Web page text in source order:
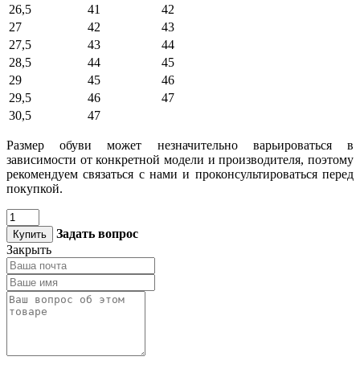
26,5
41
42
27
42
43
27,5
43
44
28,5
44
45
29
45
46
29,5
46
47
30,5
47
Размер обуви может незначительно варьироваться в
зависимости от конкретной модели и производителя, поэтому
рекомендуем связаться с нами и проконсультироваться перед
покупкой.
Купить
Задать вопрос
Закрыть